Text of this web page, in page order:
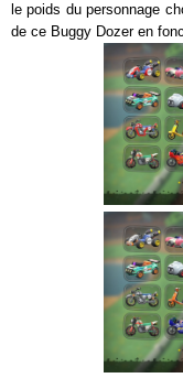
le poids du personnage
de ce Buggy Dozer en